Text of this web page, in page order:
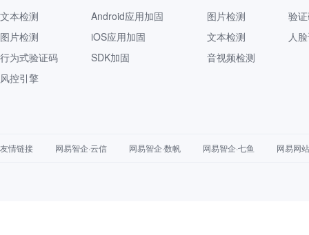
文本检测
图片检测
行为式验证码
风控引擎
Android应用加固
iOS应用加固
SDK加固
图片检测
文本检测
音视频检测
验
人
友情链接 网易智企·云信 网易智企·数帆 网易智企·七鱼 网易网